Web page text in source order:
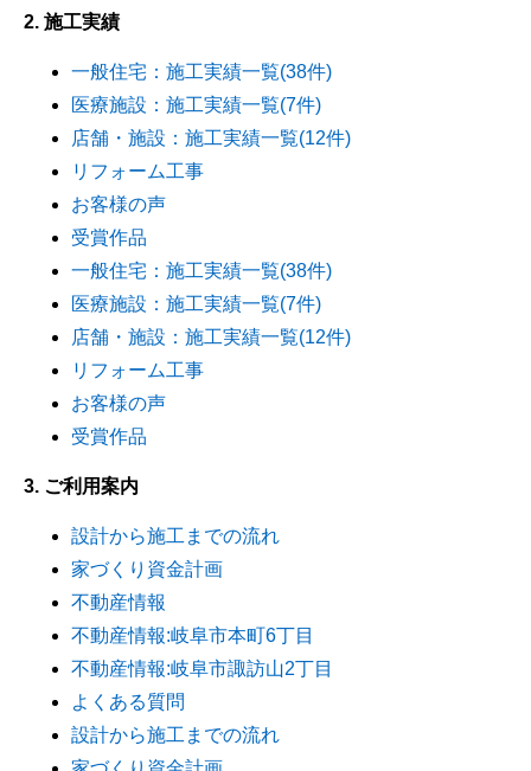
2. 施工実績
一般住宅：施工実績一覧(38件)
医療施設：施工実績一覧(7件)
店舗・施設：施工実績一覧(12件)
リフォーム工事
お客様の声
受賞作品
一般住宅：施工実績一覧(38件)
医療施設：施工実績一覧(7件)
店舗・施設：施工実績一覧(12件)
リフォーム工事
お客様の声
受賞作品
3. ご利用案内
設計から施工までの流れ
家づくり資金計画
不動産情報
不動産情報:岐阜市本町6丁目
不動産情報:岐阜市諏訪山2丁目
よくある質問
設計から施工までの流れ